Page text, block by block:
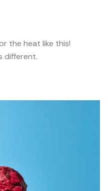
the heat like this!
different.